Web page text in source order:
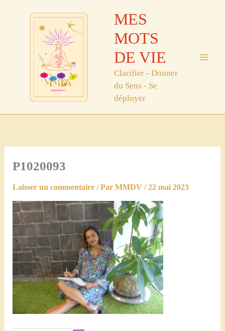
MES
MOTS
DE VIE
Clarifier - Donner
du Sens - Se
déployer
P1020093
Laisser un commentaire / Par MMDV /22 mai 2023